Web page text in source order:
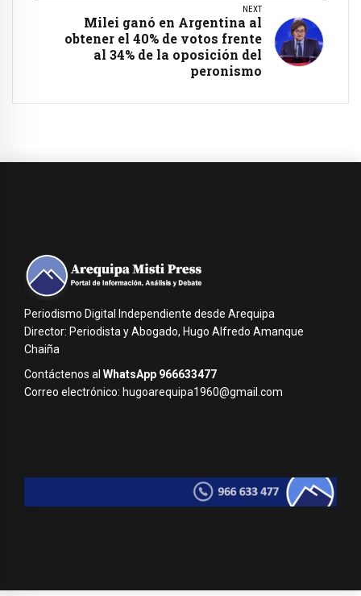
NEXT
Milei ganó en Argentina al
obtener el 40% de votos frente
al 34% de la oposición del
peronismo
Periodismo Digital Independiente desde Arequipa
Director: Periodista y Abogado, Hugo Alfredo Amanque
Chaiña
Contáctenos al WhatsApp 966633477
Correo electrónico: hugoarequipa1960@gmail.com